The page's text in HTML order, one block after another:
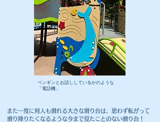
ペンギンとお話ししているかのような
「電話機」
また一度に何人も滑れる大きな滑り台は、思わず転がって
滑り降りたくなるような今まで見たことのない滑り台！